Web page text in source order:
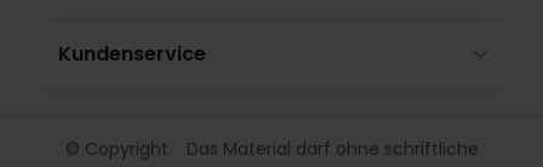
Kundenservice
© Copyright. Das Material darf ohne schriftliche